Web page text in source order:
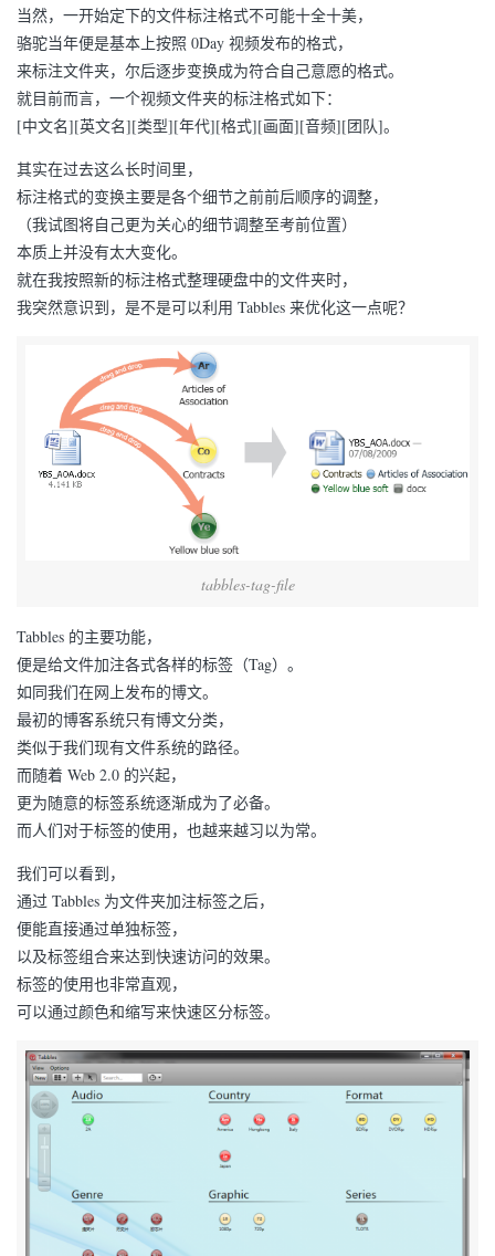
当然，一开始定下的文件标注格式不可能十全十美，
骆驼当年便是基本上按照 0Day 视频发布的格式，
来标注文件夹，尔后逐步变换成为符合自己意愿的格式。
就目前而言，一个视频文件夹的标注格式如下：
[中文名][英文名][类型][年代][格式][画面][音频][团队]。
其实在过去这么长时间里，
标注格式的变换主要是各个细节之前前后顺序的调整，
（我试图将自己更为关心的细节调整至考前位置）
本质上并没有太大变化。
就在我按照新的标注格式整理硬盘中的文件夹时，
我突然意识到，是不是可以利用 Tabbles 来优化这一点呢？
tabbles-tag-file
Tabbles 的主要功能，
便是给文件加注各式各样的标签（Tag）。
如同我们在网上发布的博文。
最初的博客系统只有博文分类，
类似于我们现有文件系统的路径。
而随着 Web 2.0 的兴起，
更为随意的标签系统逐渐成为了必备。
而人们对于标签的使用，也越来越习以为常。
我们可以看到，
通过 Tabbles 为文件夹加注标签之后，
便能直接通过单独标签，
以及标签组合来达到快速访问的效果。
标签的使用也非常直观，
可以通过颜色和缩写来快速区分标签。